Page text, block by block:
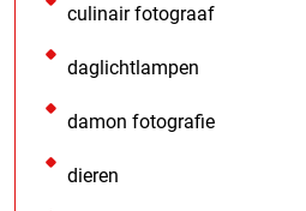
culinair fotograaf
daglichtlampen
damon fotografie
dieren